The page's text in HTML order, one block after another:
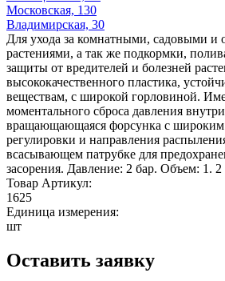
Московская, 130
Владимирская, 30
Для ухода за комнатными, садовыми и
растениями, а так же подкормки,
защиты от вредителей и болезней
высококачественного пластика,
веществам, с широкой горловиной.
моментального сброса давления
вращающающаяся форсунка с широким
регулировки и направления
всасывающем патрубке для
засорения. Давление: 2 бар. Объем: 1. 2
Товар Артикул:
1625
Единица измерения:
шт
Оставить заявку